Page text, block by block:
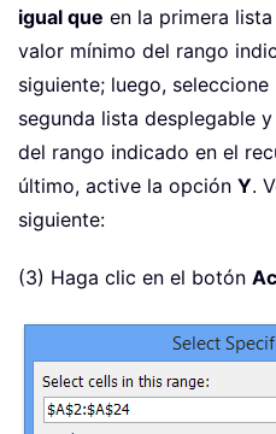
igual que en la primera
valor mínimo del rango
siguiente; luego, seleccione
segunda lista desplegable
del rango indicado en el
último, active la opción Y.
siguiente:
(3) Haga clic en el botón